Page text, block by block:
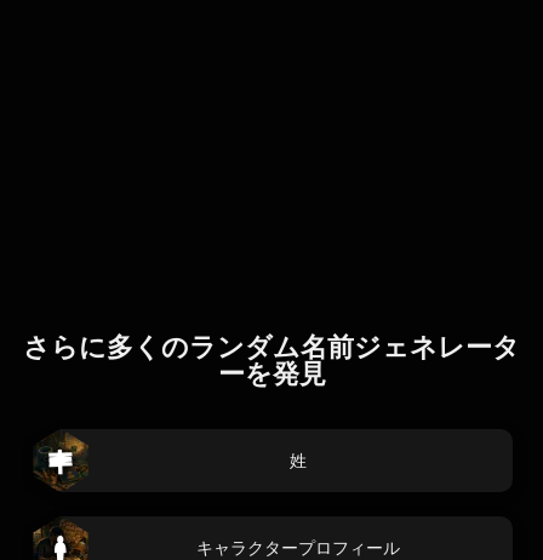
さらに多くのランダム名前ジェネレータ
ーを発見
姓
キャラクタープロフィール